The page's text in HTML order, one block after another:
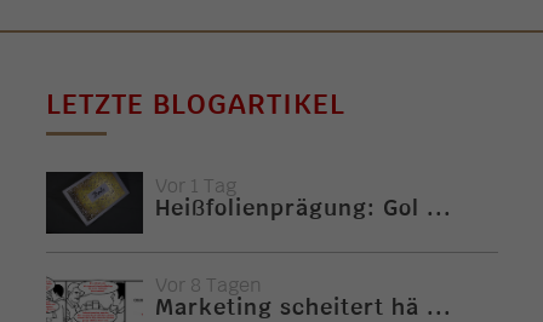
LETZTE BLOGARTIKEL
Vor 1 Tag
Heißfolienprägung: Gol ...
Vor 8 Tagen
Marketing scheitert hä ...